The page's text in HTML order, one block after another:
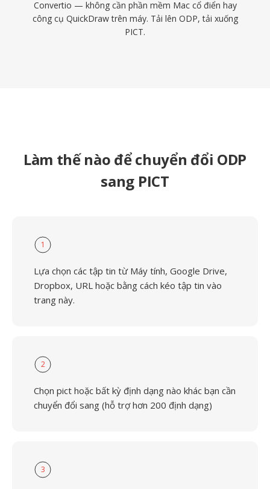
Convertio — không cần phần mềm Mac cổ điển hay
công cụ QuickDraw trên máy. Tải lên ODP, tải xuống
PICT.
Làm thế nào để chuyển đổi ODP
sang PICT
1
Lựa chọn các tập tin từ Máy tính, Google Drive,
Dropbox, URL hoặc bằng cách kéo tập tin vào
trang này.
2
Chọn pict hoặc bất kỳ định dạng nào khác bạn cần
chuyển đổi sang (hỗ trợ hơn 200 định dạng)
3